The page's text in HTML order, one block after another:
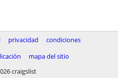
privacidad
condiciones
mapa del sitio
craigslist